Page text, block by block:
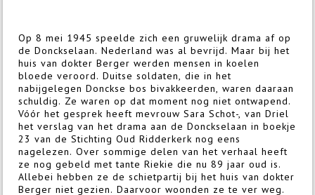
Op 8 mei 1945 speelde zich een gruwelijk drama af op
de Donckselaan. Nederland was al bevrijd. Maar bij het
huis van dokter Berger werden mensen in koelen
bloede veroord. Duitse soldaten, die in het
nabijgelegen Donckse bos bivakkeerden, waren daaraan
schuldig. Ze waren op dat moment nog niet ontwapend.
Vóór het gesprek heeft mevrouw Sara Schot-, van Driel
het verslag van het drama aan de Donckselaan in boekje
23 van de Stichting Oud Ridderkerk nog eens
nagelezen. Over sommige delen van het verhaal heeft
ze nog gebeld met tante Riekie die nu 89 jaar oud is.
Allebei hebben ze de schietpartij bij het huis van dokter
Berger niet gezien. Daarvoor woonden ze te ver weg.